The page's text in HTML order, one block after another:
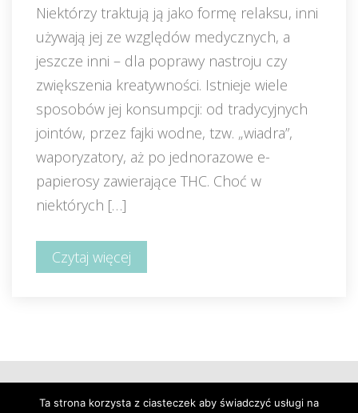
Niektórzy traktują ją jako formę relaksu, inni
używają jej ze względów medycznych, a
jeszcze inni – dla poprawy nastroju czy
zwiększenia kreatywności. Istnieje wiele
posobów jej konsumpcji: od tradycyjnych
jointów, przez fajki wodne, tzw. „wiadra”,
waporyzatory, aż po jednorazowe e-
papierosy zawierające THC. Choć w
niektórych […]
Czytaj więcej
Ta strona korzysta z ciasteczek aby świadczyć usługi na